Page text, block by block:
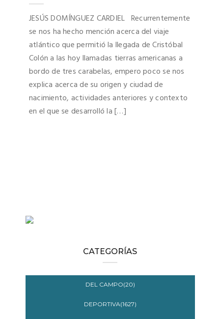
JESÚS DOMÍNGUEZ CARDIEL Recurrentemente
se nos ha hecho mención acerca del viaje
atlántico que permitió la llegada de Cristóbal
Colón a las hoy llamadas tierras americanas a
bordo de tres carabelas, empero poco se nos
explica acerca de su origen y ciudad de
nacimiento, actividades anteriores y contexto
en el que se desarrolló la […]
CATEGORÍAS
DEL CAMPO(20)
DEPORTIVA(1627)